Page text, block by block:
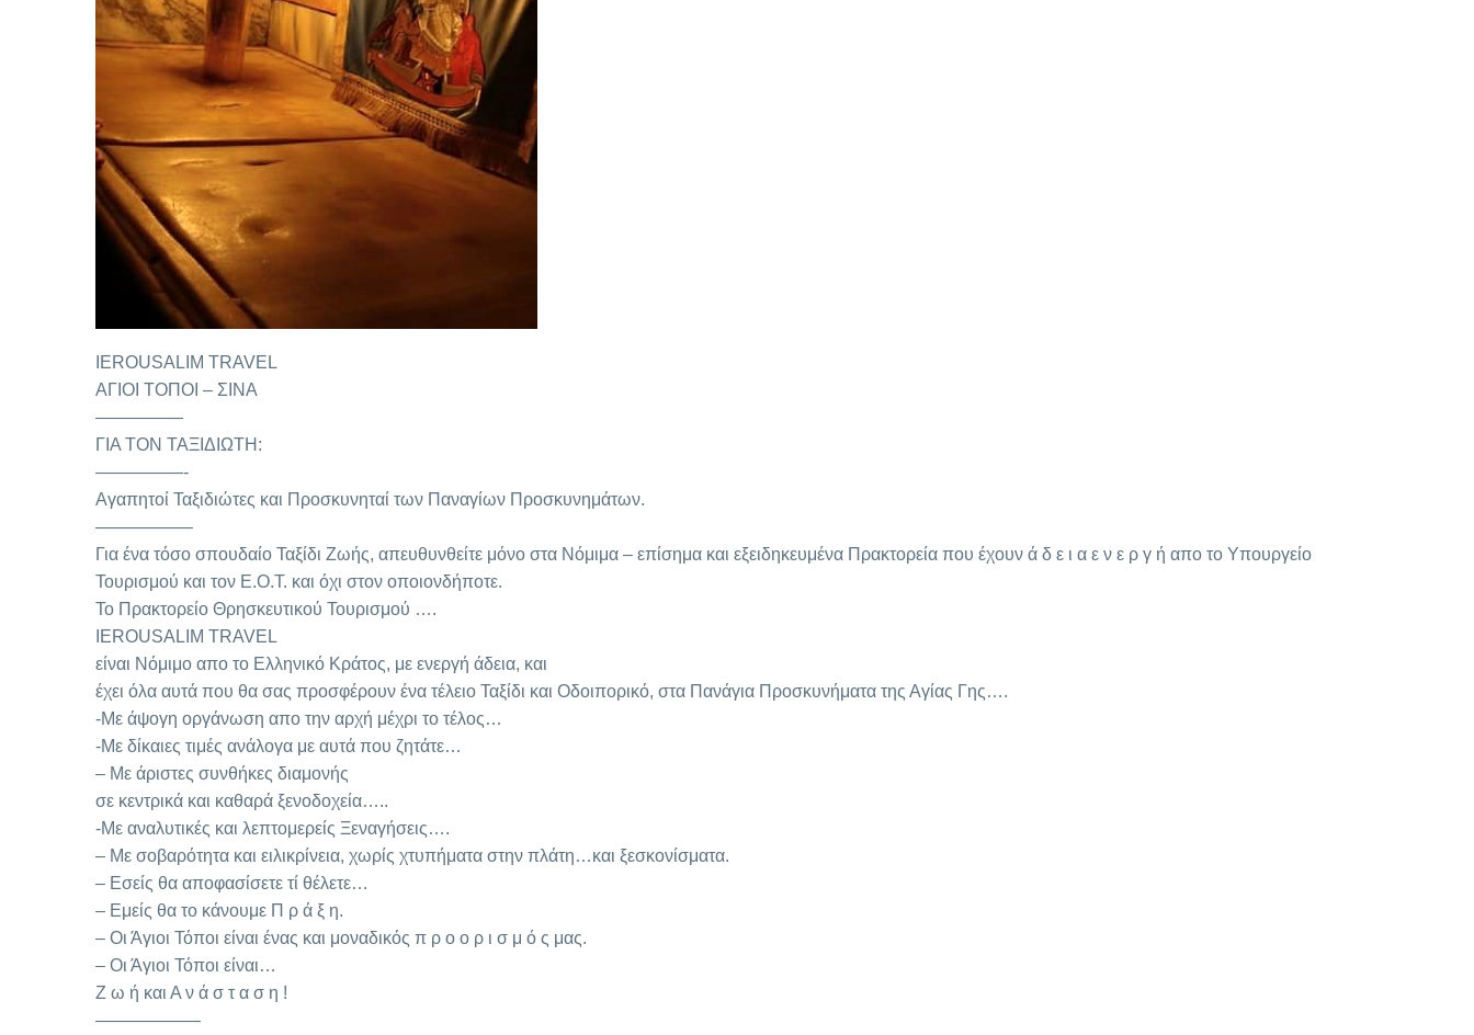
IEROUSALIM TRAVEL
ΑΓΙΟΙ ΤΟΠΟΙ – ΣΙΝΑ
—————
ΓΙΑ ΤΟΝ ΤΑΞΙΔΙΩΤΗ:
—————-
Αγαπητοί Ταξιδιώτες και Προσκυνηταί των Παναγίων Προσκυνημάτων.
—————–
Για ένα τόσο σπουδαίο Ταξίδι Ζωής, απευθυνθείτε μόνο στα Νόμιμα – επίσημα και εξειδηκευμένα Πρακτορεία που έχουν ά δ ε ι α ε ν ε ρ γ ή απο το Υπουργείο
Τουρισμού και τον Ε.Ο.Τ. και όχι στον οποιονδήποτε.
Το Πρακτορείο Θρησκευτικού Τουρισμού ….
IEROUSALIM TRAVEL
είναι Νόμιμο απο το Ελληνικό Κράτος, με ενεργή άδεια, και
έχει όλα αυτά που θα σας προσφέρουν ένα τέλειο Ταξίδι και Οδοιπορικό, στα Πανάγια Προσκυνήματα της Αγίας Γης….
-Με άψογη οργάνωση απο την αρχή μέχρι το τέλος…
-Με δίκαιες τιμές ανάλογα με αυτά που ζητάτε…
– Με άριστες συνθήκες διαμονής
σε κεντρικά και καθαρά ξενοδοχεία…..
-Με αναλυτικές και λεπτομερείς Ξεναγήσεις….
– Με σοβαρότητα και ειλικρίνεια, χωρίς χτυπήματα στην πλάτη…και ξεσκονίσματα.
– Εσείς θα αποφασίσετε τί θέλετε…
– Εμείς θα το κάνουμε Π ρ ά ξ η.
– Οι Άγιοι Τόποι είναι ένας και μοναδικός π ρ ο ο ρ ι σ μ ό ς μας.
– Οι Άγιοι Τόποι είναι…
Ζ ω ή και Α ν ά σ τ α σ η !
——————